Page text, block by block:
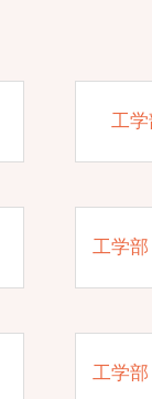
工
工学
工学